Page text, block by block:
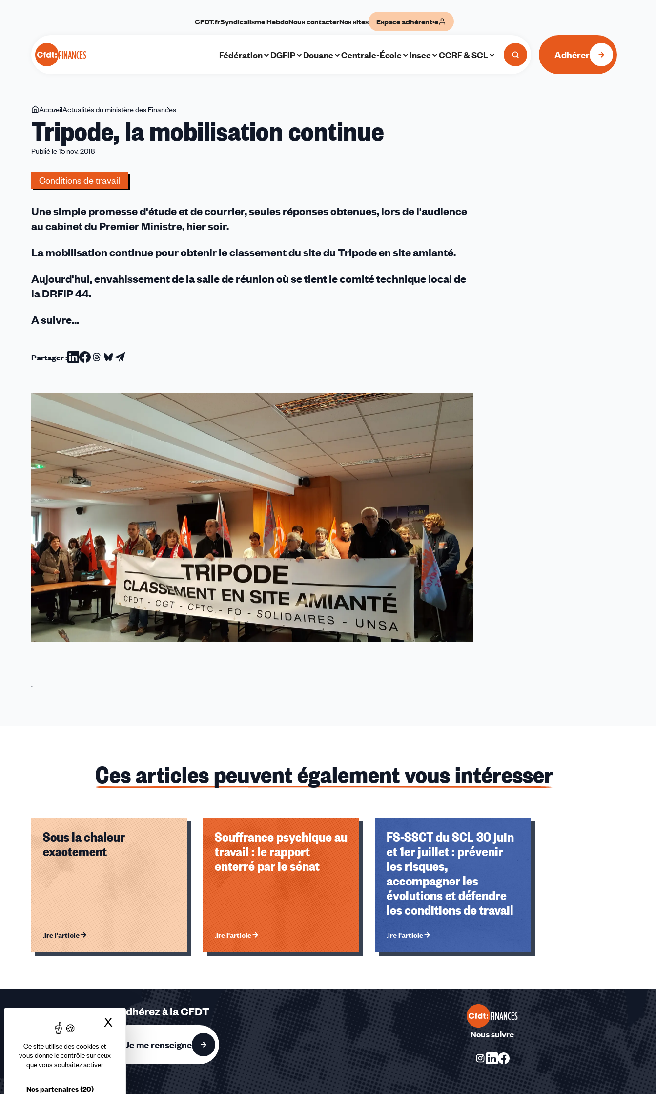
Ce site utilise des cookies et
vous donne le contrôle sur ceux
que vous souhaitez activer
Nos partenaires(20)
X Masquer le bandeau des cookies
FINANCES
CFDT.frSyndicalisme HebdoNous contacterNos sites Espace adhérent·e
Fédération DGFiP Douane Centrale-École Insee CCRF & SCL Adhérer
Vous
êtes
AccueilActualités du ministère des Finances
la
mobilisation
Tripode, la mobilisation continue
Publié le 15 nov. 2018
Conditions de travail
Une simple promesse d'étude et de courrier, seules réponses obtenues, lors de l'audience
au cabinet du Premier Ministre, hier soir.
La mobilisation continue pour obtenir le classement du site du Tripode en site amianté.
Aujourd'hui, envahissement de la salle de réunion où se tient le comité technique local de
la DRFiP 44.
A suivre...
Partager :Partager
Linkedin
Partager
Facebook
Partager
Threads
Partager
Bluesky
Partager
email
.
Ces articles peuvent également vous intéresser
Sous la chaleur
exactement
Lire l'article
Souffrance psychique au
travail : le rapport
enterré par le sénat
Lire l'article
FS-SSCT du SCL 30 juin
et 1er juillet : prévenir
les risques,
accompagner les
évolutions et défendre
les conditions de travail
Lire l'article
Éléments
accessibles
Adhérez à la CFDT
Je me renseigne
FINANCES
Nous suivre